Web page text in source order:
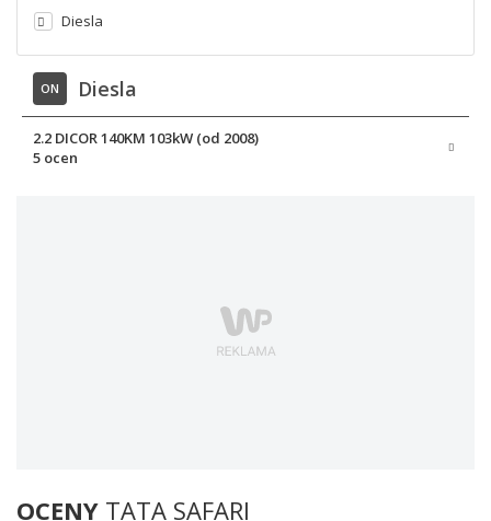
Diesla
ON Diesla
2.2 DICOR 140KM 103kW (od 2008)
5 ocen
OCENY TATA SAFARI